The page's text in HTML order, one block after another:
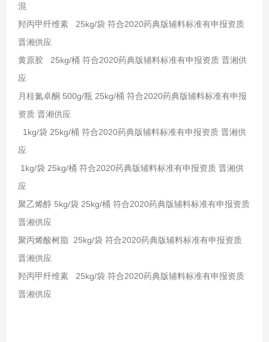
混
羟丙甲纤维素 25kg/袋 符合2020药典版辅料标准有申报资质
晋湘供应
黄原胶 25kg/桶 符合2020药典版辅料标准有申报资质 晋湘供
应
月桂氮卓酮 500g/瓶 25kg/桶 符合2020药典版辅料标准有申报
资质 晋湘供应
1kg/袋 25kg/桶 符合2020药典版辅料标准有申报资质 晋湘供
应
1kg/袋 25kg/桶 符合2020药典版辅料标准有申报资质 晋湘供
应
聚乙烯醇 5kg/袋 25kg/桶 符合2020药典版辅料标准有申报资质
晋湘供应
聚丙烯酸树脂 25kg/袋 符合2020药典版辅料标准有申报资质
晋湘供应
羟丙甲纤维素 25kg/袋 符合2020药典版辅料标准有申报资质
晋湘供应